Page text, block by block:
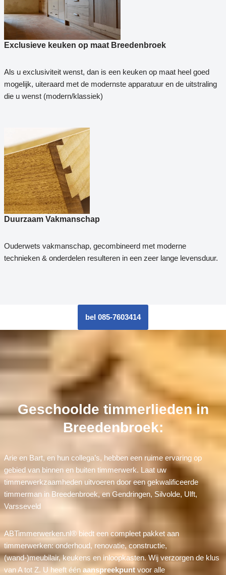
Exclusieve keuken op maat Breedenbroek
Als u exclusiviteit wenst, dan is een keuken op maat heel goed
mogelijk, uiteraard met de modernste apparatuur en de uitstraling
die u wenst (modern/klassiek)
Duurzaam Vakmanschap
Ouderwets vakmanschap, gecombineerd met moderne
technieken & onderdelen resulteren in een zeer lange levensduur.
bel 085-7603414
Geschoolde timmerlieden in
Breedenbroek:
Arie en Bart, en hun collega’s, hebben een ruime ervaring op
gebied van binnen en buiten timmerwerk. Laat uw
timmerwerkzaamheden uitvoeren door een gekwalificeerde
timmerman in Breedenbroek, en Gendringen, Silvolde, Ulft,
Varsseveld
ABTimmerwerken.nl® biedt een compleet pakket aan
timmerwerken: onderhoud, renovatie, constructie,
(wand-)meubilair, keukens en inloopkasten. Wij verzorgen de klus
van A tot Z. U heeft één aanspreekpuntvoor alle